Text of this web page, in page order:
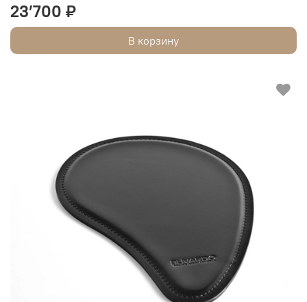
23’700 ₽
В корзину